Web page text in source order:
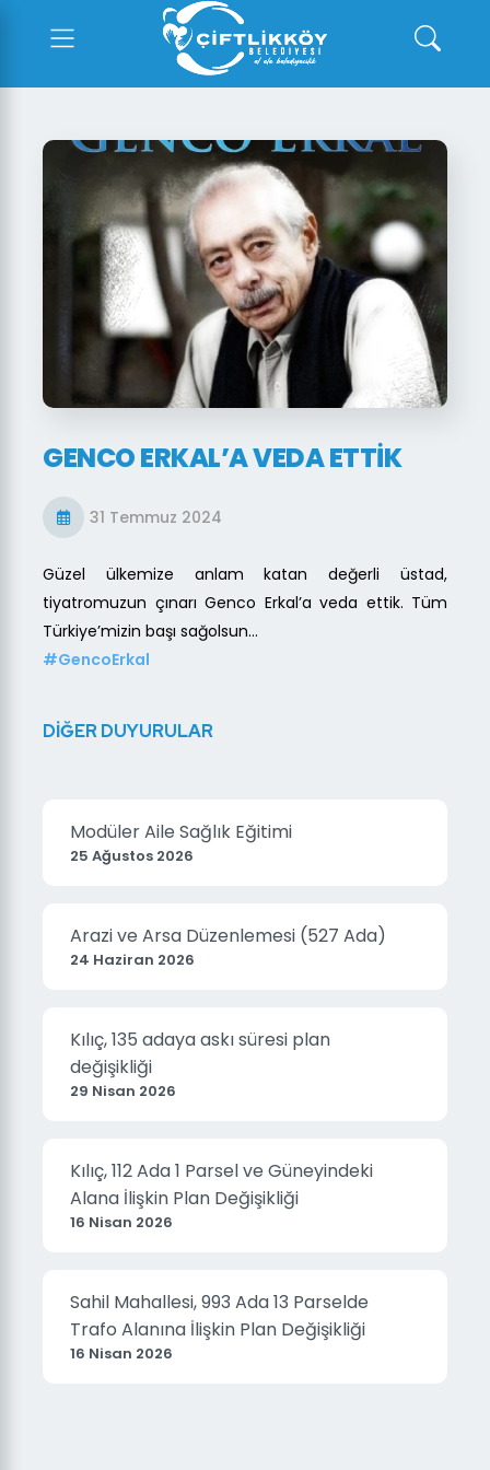
GENCO ERKAL’A VEDA ETTIK
31 Temmuz 2024
Güzel ülkemize anlam katan değerli üstad,
tiyatromuzun çınarı Genco Erkal’a veda ettik. Tüm
Türkiye’mizin başı sağolsun...
#GencoErkal
DİĞER DUYURULAR
Modüler Aile Sağlık Eğitimi
25 Ağustos 2026
Arazi ve Arsa Düzenlemesi (527 Ada)
24 Haziran 2026
Kılıç, 135 adaya askı süresi plan
değişikliği
29 Nisan 2026
Kılıç, 112 Ada 1 Parsel ve Güneyindeki
Alana İlişkin Plan Değişikliği
16 Nisan 2026
Sahil Mahallesi, 993 Ada 13 Parselde
Trafo Alanına İlişkin Plan Değişikliği
16 Nisan 2026